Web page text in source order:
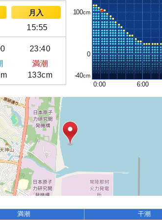
月入
15:55
23:40
満潮
133cm
100
0
-40
0:00
6:00
満潮 干潮